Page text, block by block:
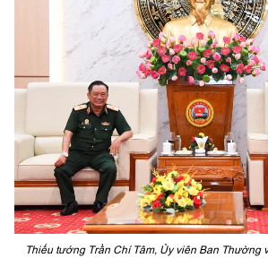
Thiếu tướng Trần Chí Tâm, Ủy viên Ban Thường